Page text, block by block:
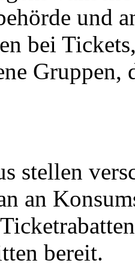
und
bei
Gruppen,
stellen
an
bereit.